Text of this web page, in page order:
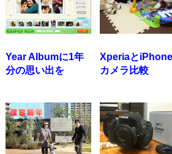
Year Albumに1年
分の思い出を
Xperiaと
カメラ比較